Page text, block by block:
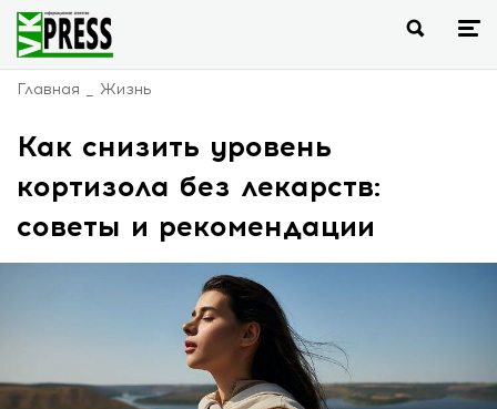
Главная Жизнь
Как снизить уровень
кортизола без лекарств:
советы и рекомендации